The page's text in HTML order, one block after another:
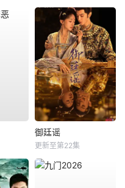
御廷谣
更新至第22集